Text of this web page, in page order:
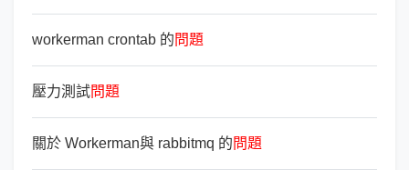
workerman crontab 的問題
壓力測試問題
關於 Workerman與 rabbitmq 的問題